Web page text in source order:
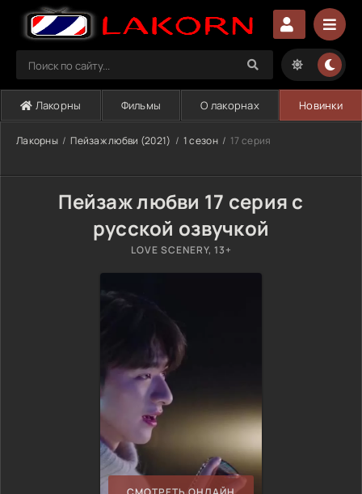
Лакорны Фильмы О лакорнах Новинки
Лакорны Пейзаж любви (2021) 1 сезон 17 серия
Пейзаж любви 17 серия с
русской озвучкой
LOVE SCENERY, 13+